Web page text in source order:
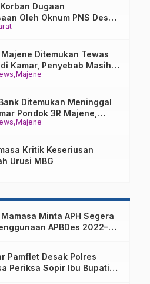
Dugaan
Oleh Oknum PNS Desak
Kejari Mamasa
Majene
Ditemukan Tewas
Kamar, Penyebab Masih
Majene
Ditemukan Meninggal
Pondok 3R Majene,
Penyelidikan
Kritik Keseriusan
Urusi MBG
Minta APH Segera
APBDes 2022–
Pamflet Desak Polres
Periksa Sopir Ibu Bupati